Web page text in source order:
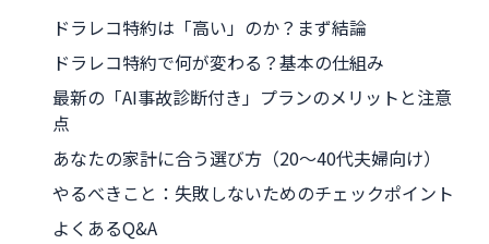
ドラレコ特約は「高い」のか？まず結論
ドラレコ特約で何が変わる？基本の仕組み
最新の「AI事故診断付き」プランのメリットと注意
点
あなたの家計に合う選び方（20〜40代夫婦向け）
やるべきこと：失敗しないためのチェックポイント
よくあるQ&A